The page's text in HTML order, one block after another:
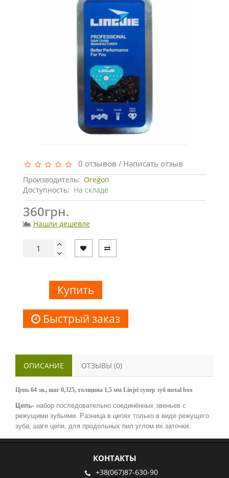
0 отзывов / Написать отзыв
Производитель: Oregon
Доступность: На складе
360грн.
Нашли дешевле
Купить
Быстрый заказ
ОПИСАНИЕ ОТЗЫВЫ (0)
Цепь 64 зв., шаг 0,325, толщина 1,5 мм Linjei супер зуб metal box
Цепь- набор последовательно соединённых звеньев с
режущими зубьями. Разница в цепях только в виде режущего
зуба, шаге цепи, для продольных пил углом их заточки.
КОНТАКТЫ
+38(067)87-630-90